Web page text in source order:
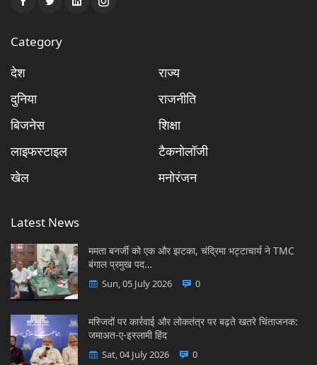
Category
देश
राज्य
दुनिया
राजनीति
बिजनेस
शिक्षा
लाइफस्टाइल
टैकनोलॉजी
खेल
मनोरंजन
Latest News
ममता बनर्जी को एक और झटका, चंद्रिमा भट्टाचार्य ने TMC
बंगाल प्रमुख पद…
Sun, 05 July 2026 0
मस्जिदों पर कार्रवाई और लोकतंत्र पर बढ़ते खतरे चिंताजनक:
जमाअत-ए-इस्लामी हिंद
Sat, 04 July 2026 0